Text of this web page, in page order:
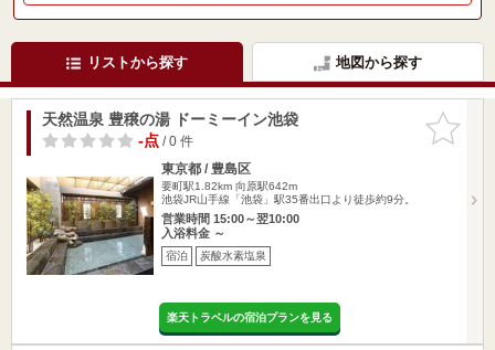
リストから探す 地図から探す
お気に入
りに追加
天然温泉 豊穣の湯 ドーミーイン池袋
-点/ 0 件
東京都 / 豊島区
要町駅1.82km 向原駅642m
池袋JR山手線「池袋」駅35番出口より徒歩約9分。
営業時間 15:00～翌10:00
入浴料金 ～
宿泊 炭酸水素塩泉
楽天トラベルの宿泊プランを見る